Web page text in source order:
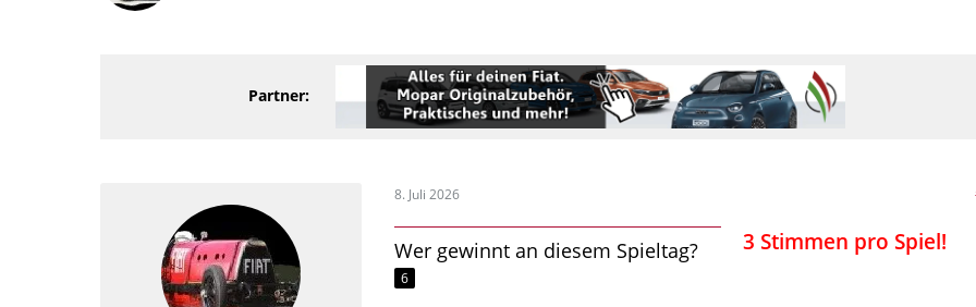
Partner:
8. Juli 2026
Wer gewinnt an diesem Spieltag?
6
3 Stimmen pro Spiel!